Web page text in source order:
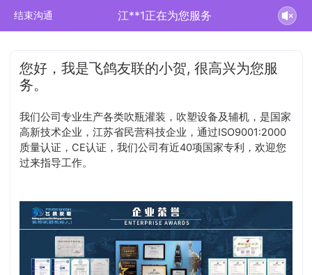
结束沟通 江**1正在为您服务
您好，我是飞鸽友联的小贺, 很高兴为您服
务。
我们公司专业生产各类吹瓶灌装，吹塑设备及辅机，是国家
高新技术企业，江苏省民营科技企业，通过ISO9001:2000
质量认证，CE认证，我们公司有近40项国家专利，欢迎您
过来指导工作。